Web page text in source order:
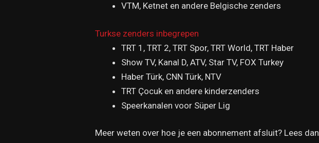
VTM, Ketnet en andere Belgische zenders
Turkse zenders inbegrepen
TRT 1, TRT 2, TRT Spor, TRT World, TRT Haber
Show TV, Kanal D, ATV, Star TV, FOX Turkey
Haber Türk, CNN Türk, NTV
TRT Çocuk en andere kinderzenders
Speerkanalen voor Süper Lig
Meer weten over hoe je een abonnement afsluit? Lees dan